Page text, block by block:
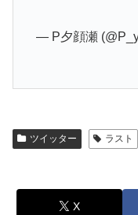
— P夕顔瀬
ツイッター ラスト
X